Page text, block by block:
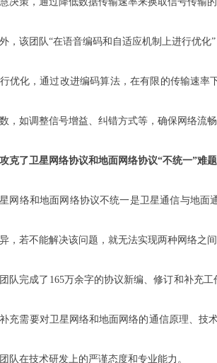
，该团队“在语音编码和自适应机制上进行优
优化，通过改进编码算法，在有限的传输速
，如调整信号增益、纠错方式等，确保网络流
克了卫星网络协议和地面网络协议“不统一”难题
网络和地面网络协议不统一是卫星通信与地面
，若不能解决该问题，就无法实现两种网络之
队完成了165万余字的协议新编、修订和补充
充需要对卫星网络和地面网络的通信原理、技
队在技术研发上的严谨态度和专业能力。